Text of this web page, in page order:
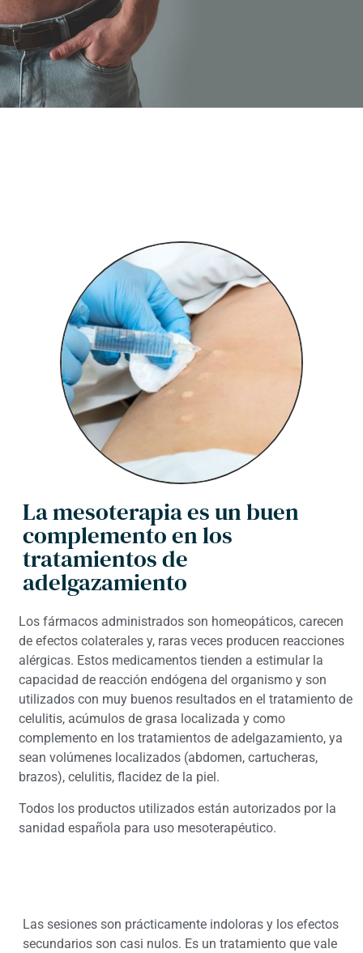
La mesoterapia es un buen
complemento en los
tratamientos de
adelgazamiento
Los fármacos administrados son homeopáticos, carecen
de efectos colaterales y, raras veces producen reacciones
alérgicas. Estos medicamentos tienden a estimular la
capacidad de reacción endógena del organismo y son
utilizados con muy buenos resultados en el tratamiento de
celulitis, acúmulos de grasa localizada y como
complemento en los tratamientos de adelgazamiento, ya
sean volúmenes localizados (abdomen, cartucheras,
brazos), celulitis, flacidez de la piel.
Todos los productos utilizados están autorizados por la
sanidad española para uso mesoterapéutico.
Las sesiones son prácticamente indoloras y los efectos
secundarios son casi nulos. Es un tratamiento que vale